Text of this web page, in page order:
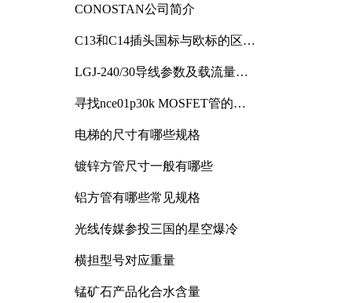
CONOSTAN公司简介
C13和C14插头国标与欧标的区别
LGJ-240/30导线参数及载流量解
寻找nce01p30k MOSFET管的合
电梯的尺寸有哪些规格
镀锌方管尺寸一般有哪些
铝方管有哪些常见规格
光线传媒参投三国的星空爆冷
横担型号对应重量
锰矿石产品化合水含量